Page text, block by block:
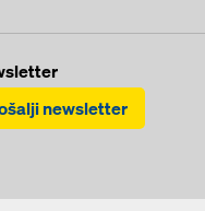
newsletter